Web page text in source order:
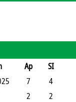
Ap
SI
Min7
4
3422
2